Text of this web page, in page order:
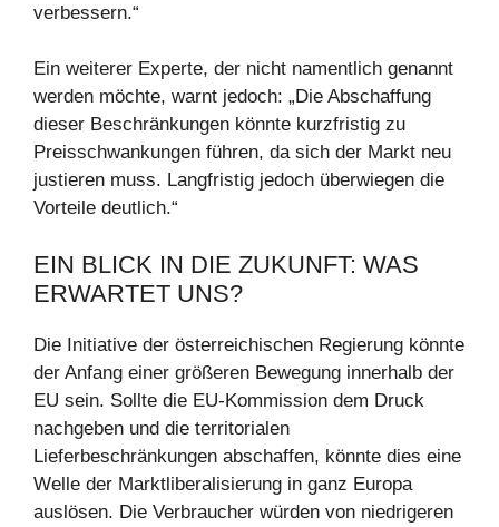
verbessern.“
Ein weiterer Experte, der nicht namentlich genannt
werden möchte, warnt jedoch: „Die Abschaffung
dieser Beschränkungen könnte kurzfristig zu
Preisschwankungen führen, da sich der Markt neu
justieren muss. Langfristig jedoch überwiegen die
Vorteile deutlich.“
EIN BLICK IN DIE ZUKUNFT: WAS
ERWARTET UNS?
Die Initiative der österreichischen Regierung könnte
der Anfang einer größeren Bewegung innerhalb der
EU sein. Sollte die EU-Kommission dem Druck
nachgeben und die territorialen
Lieferbeschränkungen abschaffen, könnte dies eine
Welle der Marktliberalisierung in ganz Europa
auslösen. Die Verbraucher würden von niedrigeren